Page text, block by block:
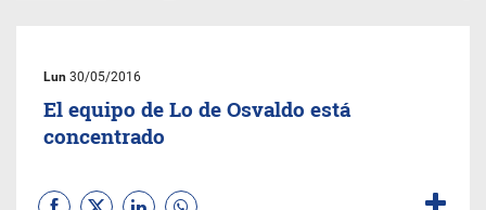
Lun 30/05/2016
El equipo de Lo de Osvaldo está
concentrado